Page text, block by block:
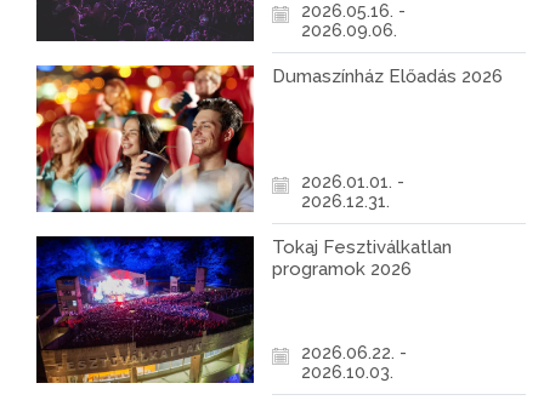
2026.05.16. -
2026.09.06.
Dumaszínház Előadás 2026
2026.01.01. -
2026.12.31.
Tokaj Fesztiválkatlan
programok 2026
2026.06.22. -
2026.10.03.